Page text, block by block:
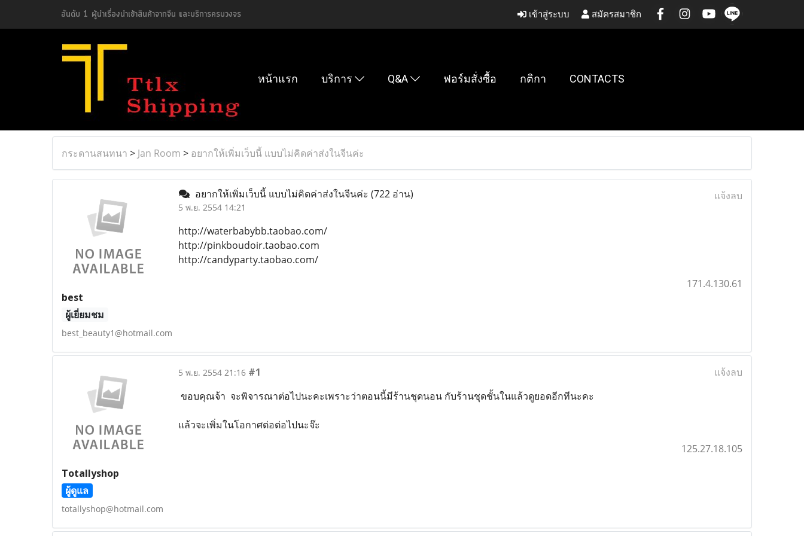
อันดับ 1 ผู้นำเรื่องนำเข้าสินค้าจากจีน และบริการครบวงจร เข้าสู่ระบบ สมัครสมาชิก
หน้าแรก บริการ Q&A ฟอร์มสั่งซื้อ กติกา CONTACTS
กระดานสนทนา > Jan Room > อยากให้เพิ่มเว็บนี้ แบบไม่คิดค่าส่งในจีนค่ะ
best
ผู้เยี่ยมชม
best_beauty1@hotmail.com
อยากให้เพิ่มเว็บนี้ แบบไม่คิดค่าส่งในจีนค่ะ (722 อ่าน)
5 พ.ย. 2554 14:21
แจ้งลบ
http://waterbabybb.taobao.com/
http://pinkboudoir.taobao.com
http://candyparty.taobao.com/
171.4.130.61
Totallyshop
ผู้ดูแล
totallyshop@hotmail.com
5 พ.ย. 2554 21:16 #1
แจ้งลบ
ขอบคุณจ้า จะพิจารณาต่อไปนะคะเพราะว่าตอนนี้มีร้านชุดนอน กับร้านชุดชั้นในแล้วดูยอดอีกทีนะคะ
แล้วจะเพิ่มในโอกาศต่อต่อไปนะจ๊ะ
125.27.18.105